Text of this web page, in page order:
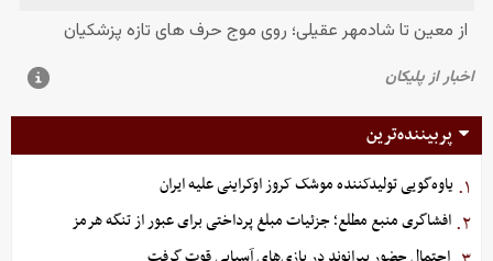
پربیننده‌ترین
۱. یاوه‌گویی تولیدکننده موشک کروز اوکراینی علیه ایران
۲. افشاگری منبع مطلع؛ جزئیات مبلغ پرداختی برای عبور از تنگه هرمز